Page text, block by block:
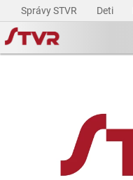
Správy STVR Deti